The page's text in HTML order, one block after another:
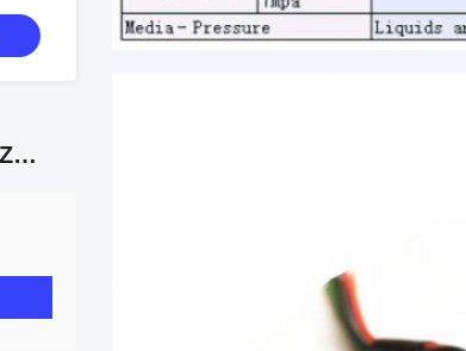
ΕΠΙΚΟΙΝΩΝΉΣΤΕ ΜΑΖΊ ΜΑΣ